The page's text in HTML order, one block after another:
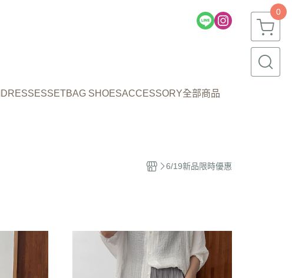
0
DRESSESSETBAG SHOESACCESSORY全部商品
6/19新品限時優惠